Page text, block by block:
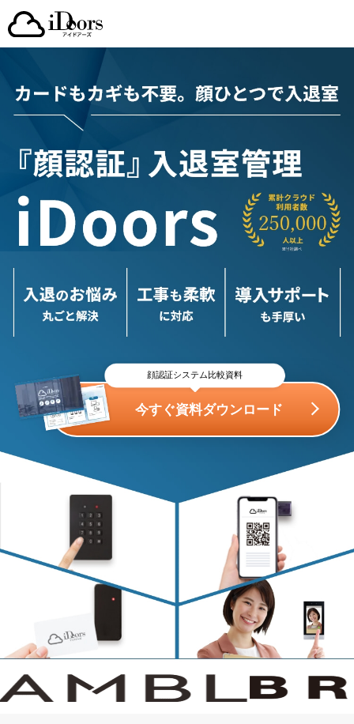
顔認証システム比較資料
今すぐ資料ダウンロード